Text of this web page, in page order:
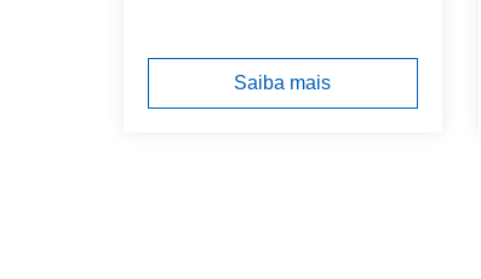
Saiba mais